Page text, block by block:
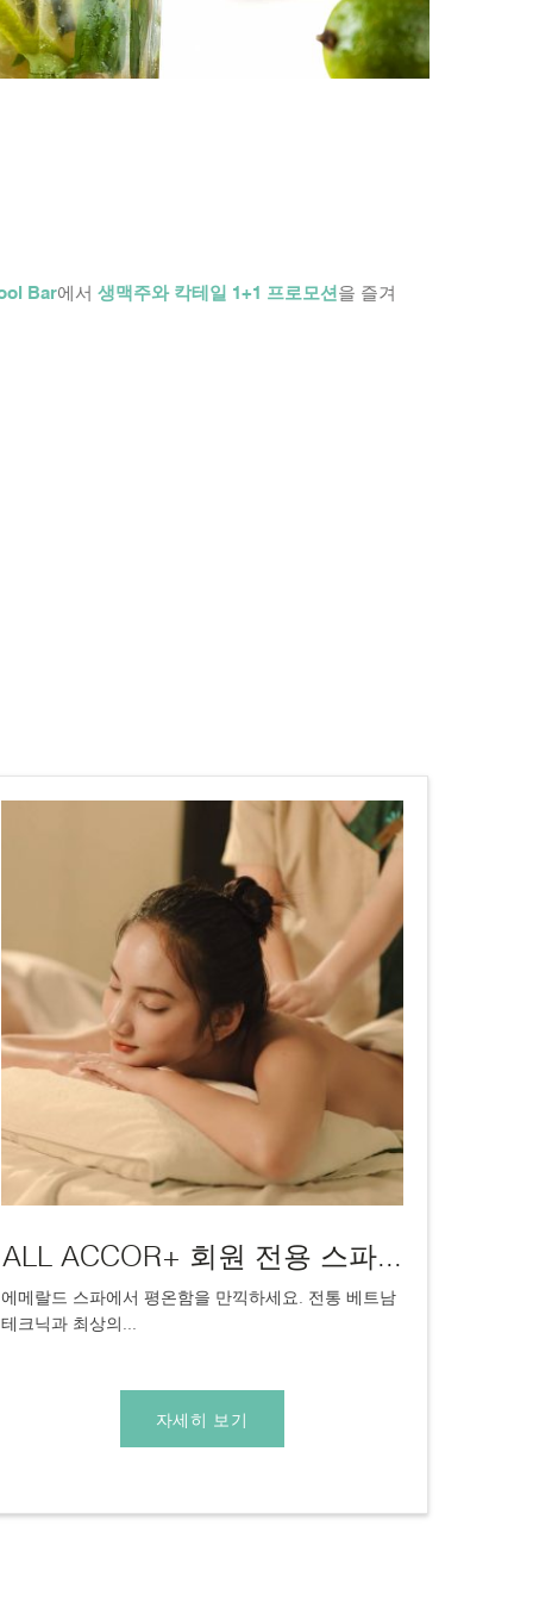
Bar에서 생맥주와 칵테일 1+1 프로모션을 즐겨
ALL ACCOR+ 회원 전용 스파...
에메랄드 스파에서 평온함을 만끽하세요. 전통 베트남
테크닉과 최상의...
자세히 보기